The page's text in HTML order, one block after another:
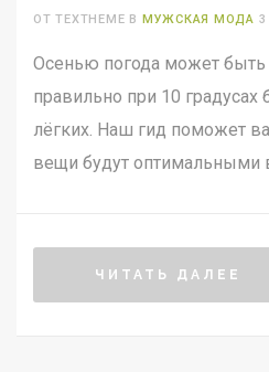
ОТ TEXTHEME В МУЖСКАЯ МОДА
Осенью погода может быть
правильно при 10 градусах
лёгких. Наш гид поможет
вещи будут оптимальными
ЧИТАТЬ ДАЛЕЕ